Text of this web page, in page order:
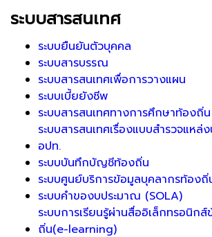
ระบบสารสนเทศ
ระบบยืนยันตัวบุคคล
ระบบสารบรรณ
ระบบสารสนเทศเพื่อการวางแผน
ระบบเบี้ยยังชีพ
ระบบสารสนเทศทางการศึกษาท้องถิ่
ระบบสารสนเทศเรื่องแบบสำรวจแหล่
อปท.
ระบบบันทึกบัญชีท้องถิ่น
ระบบศูนย์บริการข้อมูลบุคลากรท้อง
ระบบคำของบประมาณ (SOLA)
ระบบการเรียนรู้ผ่านสื่ออิเล็กทรอนิก
ถิ่น(e-learning)